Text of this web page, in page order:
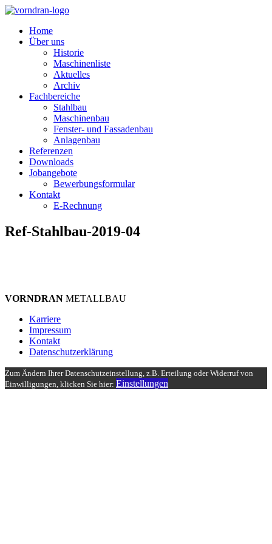
Home
Über uns
Historie
Maschinenliste
Aktuelles
Archiv
Fachbereiche
Stahlbau
Maschinenbau
Fenster- und Fassadenbau
Anlagenbau
Referenzen
Downloads
Jobangebote
Bewerbungsformular
Kontakt
E-Rechnung
Ref-Stahlbau-2019-04
VORNDRAN METALLBAU
Karriere
Impressum
Kontakt
Datenschutzerklärung
Zum Ändern Ihrer Datenschutzeinstellung, z.B. Erteilung oder Widerruf von
Einwilligungen, klicken Sie hier: Einstellungen